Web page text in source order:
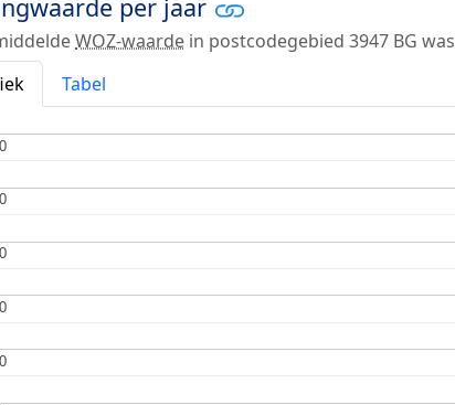
per jaar
WOZ-waarde in postcodegebied 3947 BG
Tabel